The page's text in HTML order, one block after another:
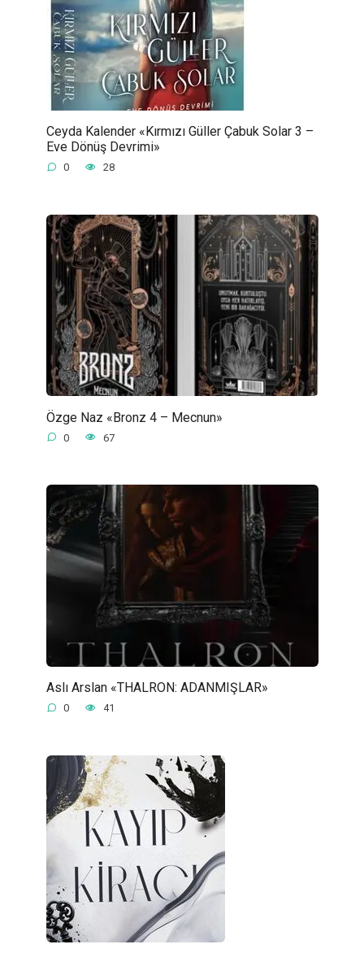
Ceyda Kalender «Kırmızı Güller Çabuk Solar 3 –
Eve Dönüş Devrimi»
0 28
Özge Naz «Bronz 4 – Mecnun»
0 67
Aslı Arslan «THALRON: ADANMIŞLAR»
0 41